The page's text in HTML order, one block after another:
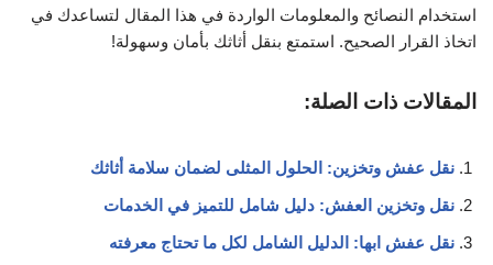
استخدام النصائح والمعلومات الواردة في هذا المقال لتساعدك في
اتخاذ القرار الصحيح. استمتع بنقل أثاثك بأمان وسهولة!
المقالات ذات الصلة:
نقل عفش وتخزين: الحلول المثلى لضمان سلامة أثاثك
نقل وتخزين العفش: دليل شامل للتميز في الخدمات
نقل عفش ابها: الدليل الشامل لكل ما تحتاج معرفته